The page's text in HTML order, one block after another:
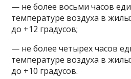
— не более восьми часов
температуре воздуха в
до +12 градусов;
— не более четырех часов
температуре воздуха в
до +10 градусов.